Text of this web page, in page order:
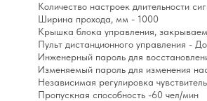
Количество настроек длительности
Ширина прохода, мм - 1000
Крышка блока управления,
Пульт дистанционного управления -
Инженерный пароль для
Изменяемый пароль для изменения
Независимая регулировка
Пропускная способность -60 чел/мин